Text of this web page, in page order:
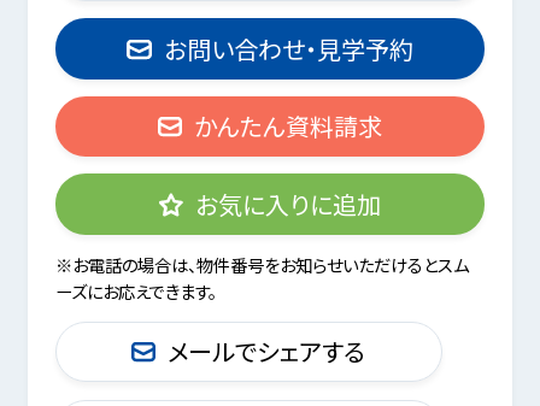
お問い合わせ・見学予約
かんたん資料請求
お気に入りに追加
※お電話の場合は、物件番号をお知らせいただけるとスム
ーズにお応えできます。
メールでシェアする